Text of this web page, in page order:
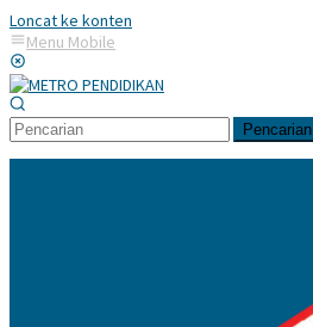
Loncat ke konten
Menu Mobile
Pencarian